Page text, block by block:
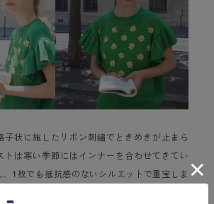
子状に施したリボン刺繡でときめきが止まら
トは寒い季節にはインナーを合わせてきてい
1枚でも抵抗感のないシルエットで重宝しま